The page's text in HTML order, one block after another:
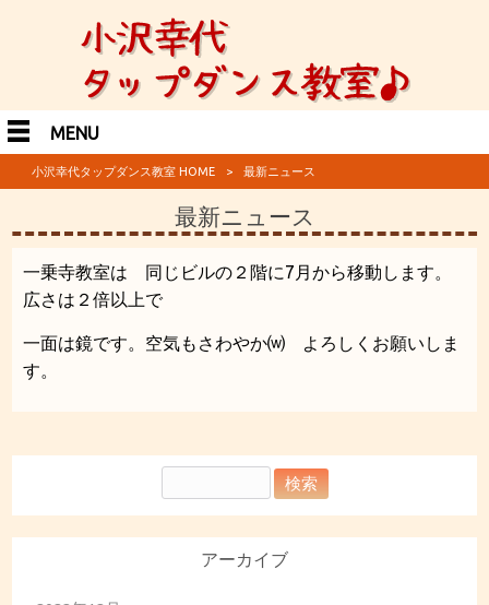
MENU
小沢幸代タップダンス教室 HOME > 最新ニュース
最新ニュース
一乗寺教室は 同じビルの２階に7月から移動します。
広さは２倍以上で
一面は鏡です。空気もさわやか⒲ よろしくお願いしま
す。
アーカイブ